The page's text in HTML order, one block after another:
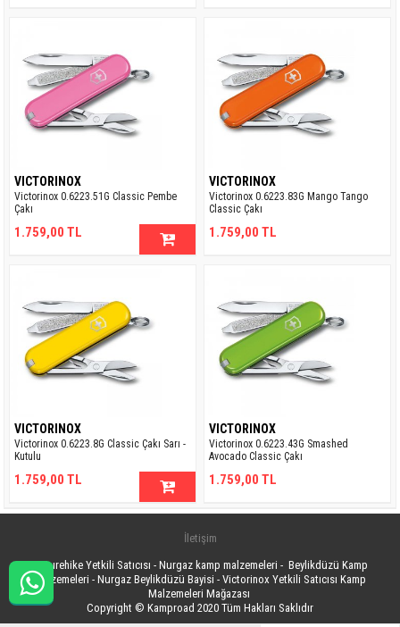
VICTORINOX
Victorinox 0.6223.51G Classic Pembe
Çakı
1.759,00 TL
VICTORINOX
Victorinox 0.6223.83G Mango Tango
Classic Çakı
1.759,00 TL
VICTORINOX
Victorinox 0.6223.8G Classic Çakı Sarı -
Kutulu
1.759,00 TL
VICTORINOX
Victorinox 0.6223.43G Smashed
Avocado Classic Çakı
1.759,00 TL
İletişim
Naturehike Yetkili Satıcısı - Nurgaz kamp malzemeleri - Beylikdüzü Kamp
Malzemeleri - Nurgaz Beylikdüzü Bayisi - Victorinox Yetkili Satıcısı Kamp
Malzemeleri Mağazası
Copyright © Kamproad 2020 Tüm Hakları Saklıdır